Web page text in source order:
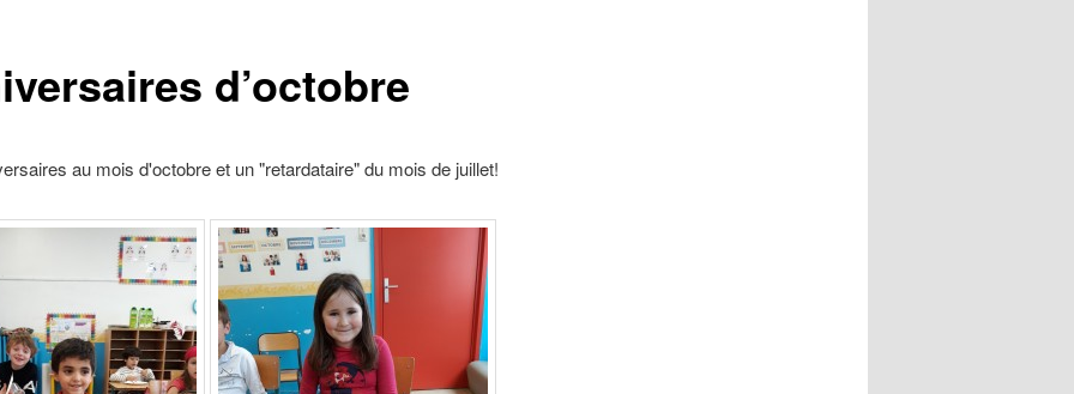
d’octobre
au mois d'octobre et un "retardataire" du mois de juillet!